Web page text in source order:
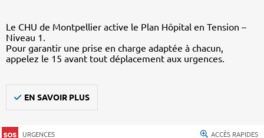
Le CHU de Montpellier active le Plan Hôpital en Tension –
Niveau 1.
Pour garantir une prise en charge adaptée à chacun,
appelez le 15 avant tout déplacement aux urgences.
EN SAVOIR PLUS
URGENCES ACCÈS RAPIDES